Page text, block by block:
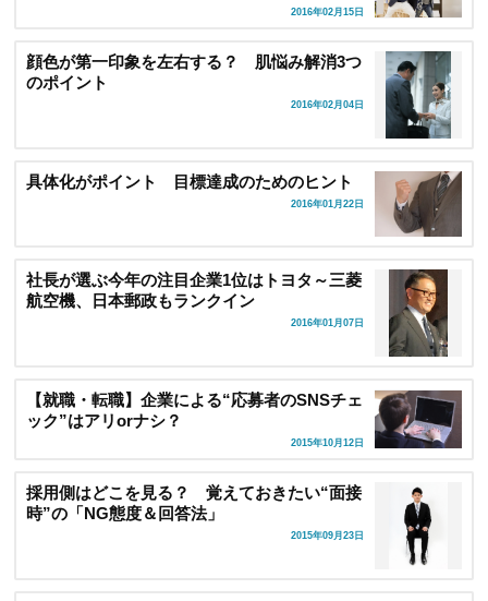
2016年02月15日
顔色が第一印象を左右する？ 肌悩み解消3つ
のポイント
2016年02月04日
具体化がポイント 目標達成のためのヒント
2016年01月22日
社長が選ぶ今年の注目企業1位はトヨタ～三菱
航空機、日本郵政もランクイン
2016年01月07日
【就職・転職】企業による“応募者のSNSチェ
ック”はアリorナシ？
2015年10月12日
採用側はどこを見る？ 覚えておきたい“面接
時”の「NG態度＆回答法」
2015年09月23日